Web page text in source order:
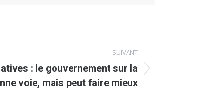
SUIVANT
: le gouvernement sur la
voie, mais peut faire mieux